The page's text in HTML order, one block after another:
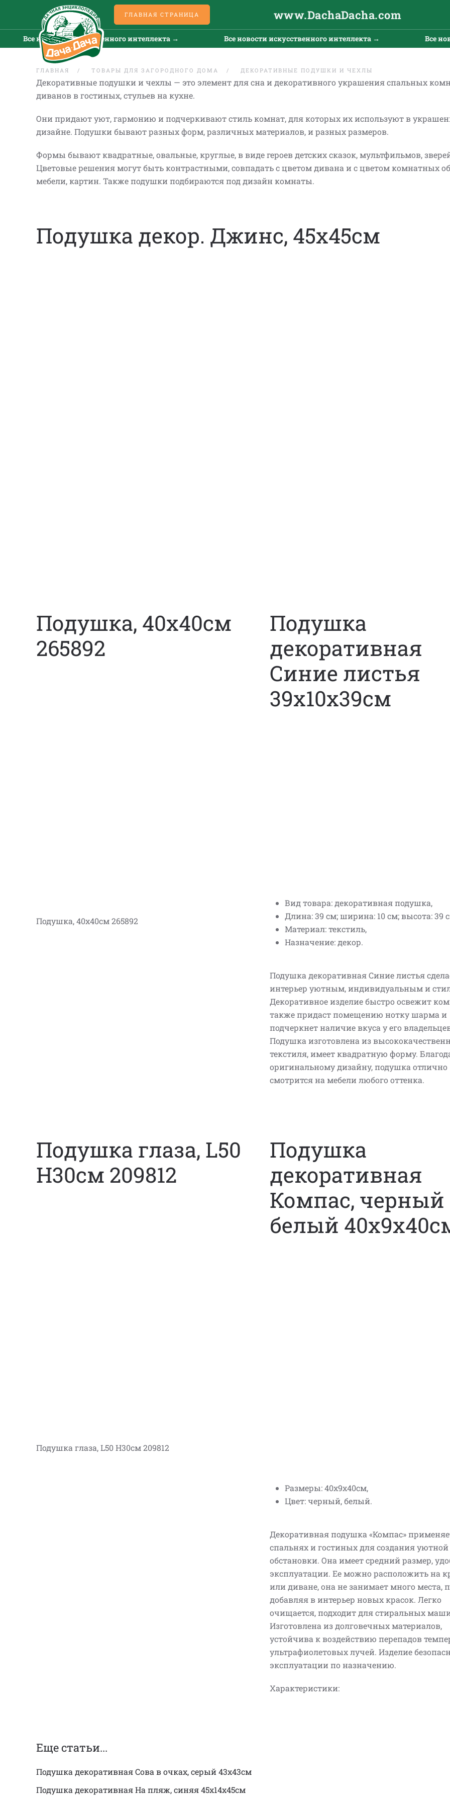
ГЛАВНАЯ СТРАНИЦА www.DachaDacha.com
Все новости искусственного интеллекта → Все новости искусственного интеллекта → Все
ГЛАВНАЯ ТОВАРЫ ДЛЯ ЗАГОРОДНОГО ДОМА ДЕКОРАТИВНЫЕ ПОДУШКИ И ЧЕХЛЫ
Декоративные подушки и чехлы — это элемент для сна и декоративного украшения спальных
диванов в гостиных, стульев на кухне.
Они придают уют, гармонию и подчеркивают стиль комнат, для которых их используют в
дизайне. Подушки бывают разных форм, различных материалов, и разных размеров.
Формы бывают квадратные, овальные, круглые, в виде героев детских сказок, мультфильмов,
Цветовые решения могут быть контрастными, совпадать с цветом дивана и с цветом комнатных
мебели, картин. Также подушки подбираются под дизайн комнаты.
Подушка декор. Джинс, 45х45см
Подушка, 40х40см
265892
Подушка, 40х40см 265892
Подушка
декоративная
Синие листья
39х10х39см
Вид товара: декоративная подушка,
Длина: 39 см; ширина: 10 см; высота: 39
Материал: текстиль,
Назначение: декор.
Подушка декоративная Синие листья
интерьер уютным, индивидуальным и
Декоративное изделие быстро освежит
также придаст помещению нотку шарма и
подчеркнет наличие вкуса у его
Подушка изготовлена из
текстиля, имеет квадратную форму.
оригинальному дизайну, подушка отлично
смотрится на мебели любого оттенка.
Подушка глаза, L50
H30см 209812
Подушка глаза, L50 H30см 209812
Подушка
декоративная
Компас, черный
белый
Размеры: 40х9х40см,
Цвет: черный, белый.
Декоративная подушка «Компас»
спальнях и гостиных для создания уютной
обстановки. Она имеет средний размер,
эксплуатации. Ее можно расположить на
или диване, она не занимает много места,
добавляя в интерьер новых красок. Легко
очищается, подходит для стиральных
Изготовлена из долговечных материалов,
устойчива к воздействию перепадов
ультрафиолетовых лучей. Изделие
эксплуатации по назначению.
Характеристики:
Еще статьи...
Подушка декоративная Сова в очках, серый 43х43см
Подушка декоративная На пляж, синяя 45х14х45см